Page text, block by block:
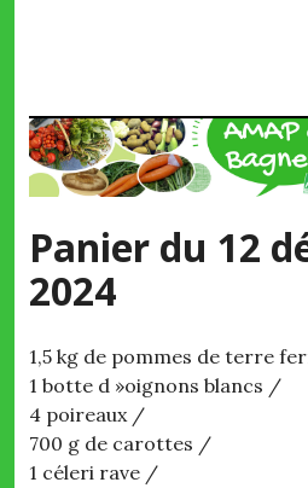
Panier du 12
2024
1,5 kg de pommes de terre
1 botte d »oignons blancs /
4 poireaux /
700 g de carottes /
1 céleri rave /